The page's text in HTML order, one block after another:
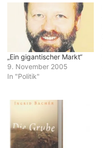
„Ein gigantischer Markt“
9. November 2005
In "Politik"